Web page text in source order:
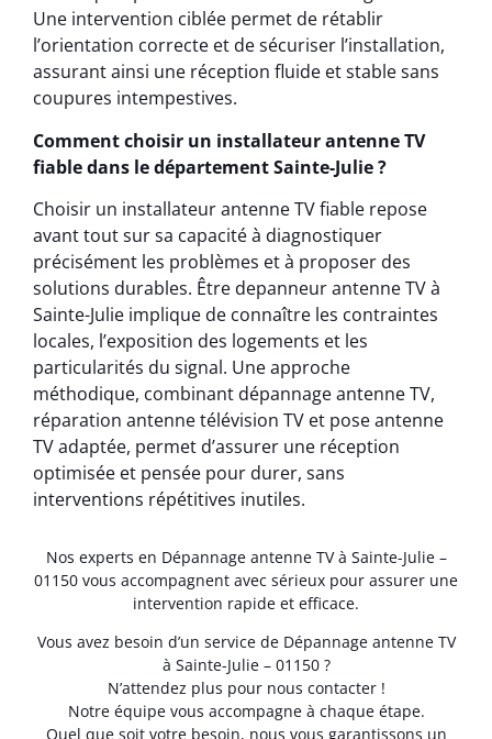
Une intervention ciblée permet de rétablir
l’orientation correcte et de sécuriser l’installation,
assurant ainsi une réception fluide et stable sans
coupures intempestives.
Comment choisir un installateur antenne TV
fiable dans le département Sainte-Julie ?
Choisir un installateur antenne TV fiable repose
avant tout sur sa capacité à diagnostiquer
précisément les problèmes et à proposer des
solutions durables. Être depanneur antenne TV à
Sainte-Julie implique de connaître les contraintes
locales, l’exposition des logements et les
particularités du signal. Une approche
méthodique, combinant dépannage antenne TV,
réparation antenne télévision TV et pose antenne
TV adaptée, permet d’assurer une réception
optimisée et pensée pour durer, sans
interventions répétitives inutiles.
Nos experts en Dépannage antenne TV à Sainte-Julie –
01150 vous accompagnent avec sérieux pour assurer une
intervention rapide et efficace.
Vous avez besoin d’un service de Dépannage antenne TV
à Sainte-Julie – 01150 ?
N’attendez plus pour nous contacter !
Notre équipe vous accompagne à chaque étape.
Quel que soit votre besoin, nous vous garantissons un